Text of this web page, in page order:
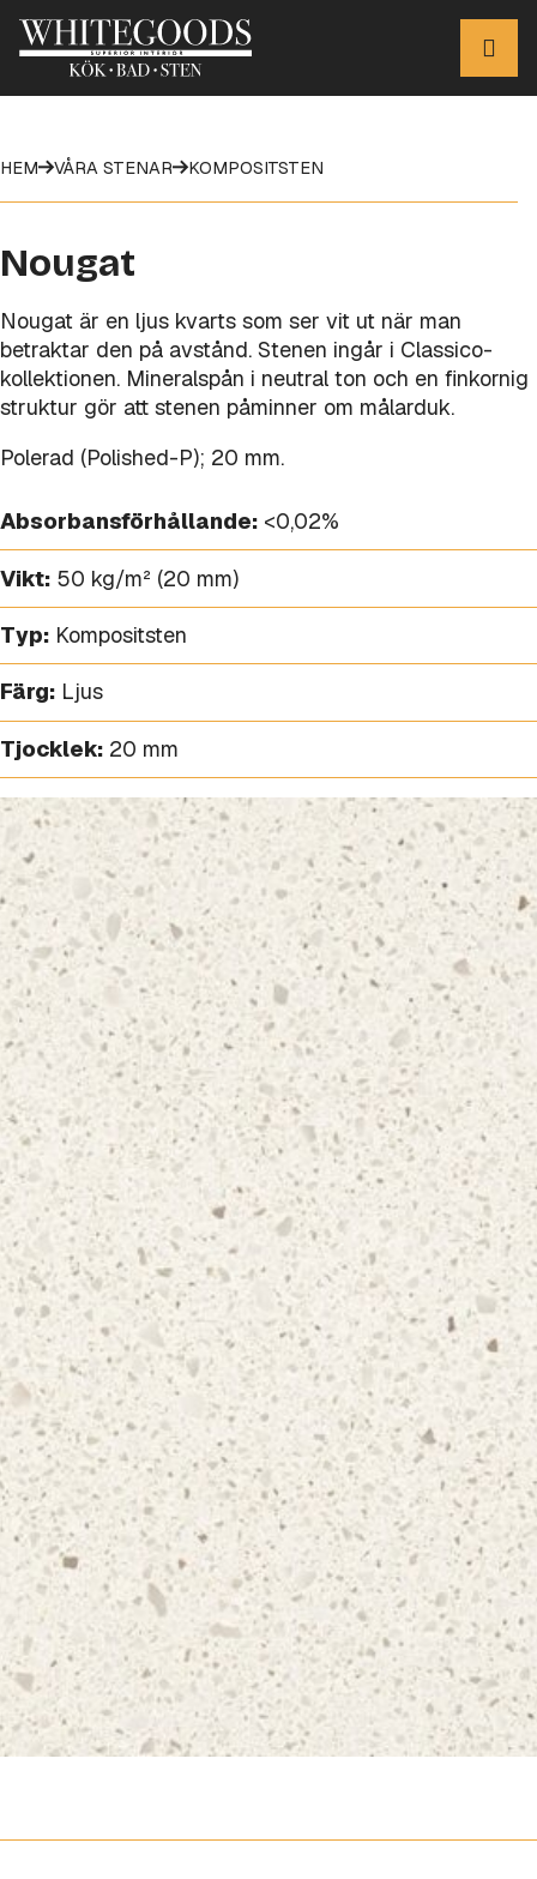
HEM VÅRA STENAR KOMPOSITSTEN
Nougat
Nougat är en ljus kvarts som ser vit ut när man
betraktar den på avstånd. Stenen ingår i Classico-
kollektionen. Mineralspån i neutral ton och en finkornig
struktur gör att stenen påminner om målarduk.
Polerad (Polished-P); 20 mm.
Absorbansförhållande: <0,02%
Vikt: 50 kg/m² (20 mm)
Typ: Kompositsten
Färg: Ljus
Tjocklek: 20 mm